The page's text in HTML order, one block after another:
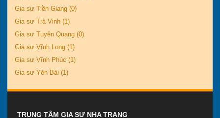
Gia sư Tiền Giang (0)
Gia sư Trà Vinh (1)
Gia sư Tuyên Quang (0)
Gia sư Vĩnh Long (1)
Gia sư Vĩnh Phúc (1)
Gia sư Yên Bái (1)
TRUNG TÂM GIA SƯ NHA TRANG